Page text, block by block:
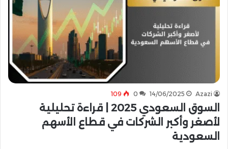
Azazi
14/06/2025
0
109
السوق السعودي 2025 | قراءة تحليلية
لأصغر وأكبر الشركات في قطاع الأسهم
السعودية